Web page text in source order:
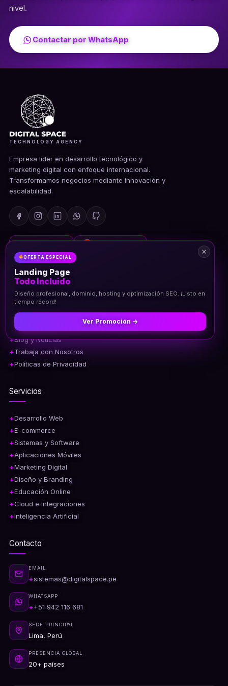
nivel.
Contactar por WhatsApp
TECHNOLOGY AGENCY
Empresa líder en desarrollo tecnológico y
marketing digital con enfoque internacional.
Transformamos negocios mediante innovación y
escalabilidad.
Enlaces Rápidos
Inicio
Sobre Nosotros
Nuestros Servicios
Blog y Noticias
Trabaja con Nosotros
Políticas de Privacidad
Servicios
Desarrollo Web
E-commerce
Sistemas y Software
Aplicaciones Móviles
Marketing Digital
Diseño y Branding
Educación Online
Cloud e Integraciones
Inteligencia Artificial
Contacto
EMAIL
sistemas@digitalspace.pe
WHATSAPP
+51 942 116 681
SEDE PRINCIPAL
Lima, Perú
PRESENCIA GLOBAL
20+ países
OFERTA ESPECIAL
Landing Page
Todo Incluido
Diseño profesional, dominio, hosting y optimización SEO. ¡Listo en
tiempo récord!
Ver Promoción →